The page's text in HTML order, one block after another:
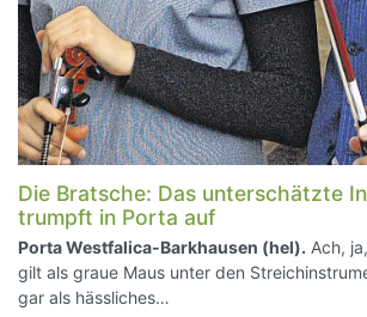
Die Bratsche: Das unterschätzte
trumpft in Porta auf
Porta Westfalica-Barkhausen (hel). Ach,
gilt als graue Maus unter den
gar als hässliches…